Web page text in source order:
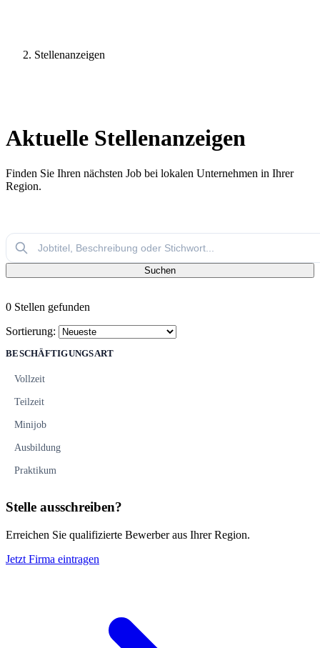
Stellenanzeigen
Aktuelle Stellenanzeigen
Finden Sie Ihren nächsten Job bei lokalen Unternehmen in Ihrer
Region.
Suchen
0 Stellen gefunden
Sortierung:
BESCHÄFTIGUNGSART
Vollzeit
Teilzeit
Minijob
Ausbildung
Praktikum
Stelle ausschreiben?
Erreichen Sie qualifizierte Bewerber aus Ihrer Region.
Jetzt Firma eintragen